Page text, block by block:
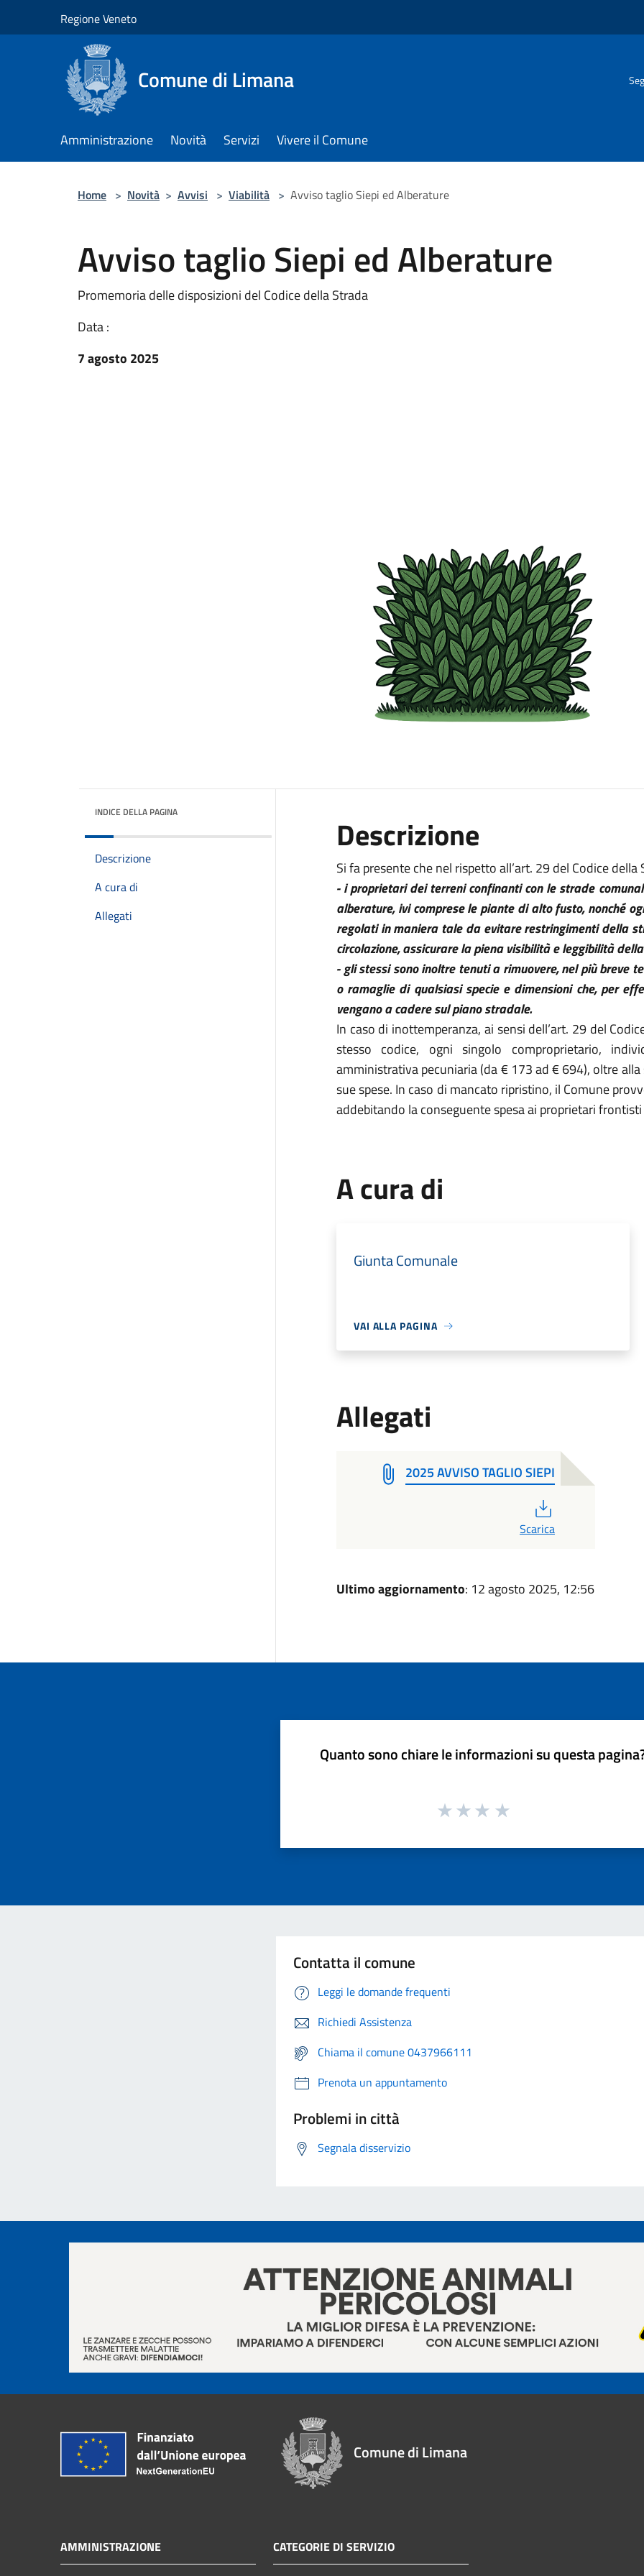
Regione Veneto
Comune di Limana
Amministrazione Novità Servizi Vivere il Comune
Home > Novità > Avvisi > Viabilità > Avviso taglio Siepi ed Alberature
Avviso taglio Siepi ed Alberature
Promemoria delle disposizioni del Codice della Strada
Data :
7 agosto 2025
INDICE DELLA PAGINA
Descrizione
A cura di
Allegati
Descrizione
Si fa presente che nel rispetto all’art. 29 del Codice della
- i proprietari dei terreni confinanti con le strade
alberature, ivi comprese le piante di alto fusto, nonché
regolati in maniera tale da evitare restringimenti della
circolazione, assicurare la piena visibilità e leggibilità
- gli stessi sono inoltre tenuti a rimuovere, nel più breve
o ramaglie di qualsiasi specie e dimensioni che, per
vengano a cadere sul piano stradale.
In caso di inottemperanza, ai sensi dell’art. 29 del
stesso codice, ogni singolo comproprietario,
amministrativa pecuniaria (da € 173 ad € 694), oltre
sue spese. In caso di mancato ripristino, il Comune
addebitando la conseguente spesa ai proprietari
A cura di
Giunta Comunale
VAI ALLA PAGINA
Allegati
2025 AVVISO TAGLIO SIEPI
Scarica
Ultimo aggiornamento: 12 agosto 2025, 12:56
Quanto sono chiare le informazioni su questa
Contatta il comune
Leggi le domande frequenti
Richiedi Assistenza
Chiama il comune 0437966111
Prenota un appuntamento
Problemi in città
Segnala disservizio
Comune di Limana
AMMINISTRAZIONE CATEGORIE DI SERVIZIO